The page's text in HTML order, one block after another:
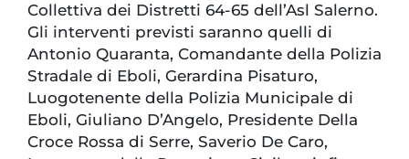
Collettiva dei Distretti 64-65 dell’Asl Salerno.
Gli interventi previsti saranno quelli di
Antonio Quaranta, Comandante della Polizia
Stradale di Eboli, Gerardina Pisaturo,
Luogotenente della Polizia Municipale di
Eboli, Giuliano D’Angelo, Presidente Della
Croce Rossa di Serre, Saverio De Caro,